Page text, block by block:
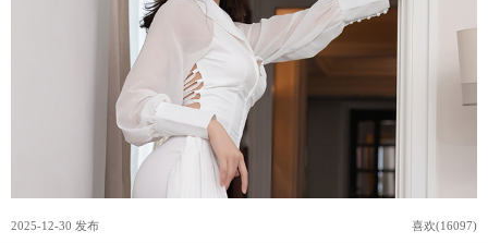
2025-12-30 发布 喜欢(16097)